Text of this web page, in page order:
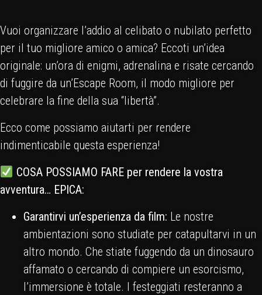
Vuoi organizzare l’addio al celibato o nubilato perfetto
per il tuo migliore amico o amica? Eccoti un’idea
originale: un’ora di enigmi, adrenalina e risate cercando
di fuggire da un’Escape Room, il modo migliore per
celebrare la fine della sua “libertà”.
Ecco come possiamo aiutarti per rendere
indimenticabile questa esperienza!
COSA POSSIAMO FARE per rendere la vostra
avventura… EPICA:
Garantirvi un’esperienza da film: Le nostre
ambientazioni sono studiate per catapultarvi in un
altro mondo. Che stiate fuggendo da un dinosauro
affamato o cercando di compiere un esorcismo,
l’immersione è totale. I festeggiati resteranno a